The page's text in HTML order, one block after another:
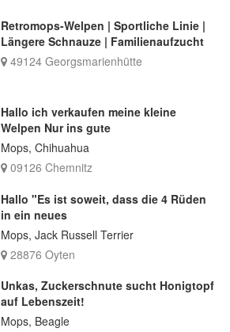
Retromops-Welpen | Sportliche Linie |
Längere Schnauze | Familienaufzucht
49124 Georgsmarienhütte
Hallo ich verkaufen meine kleine
Welpen Nur ins gute
Mops, Chihuahua
09126 Chemnitz
Hallo "Es ist soweit, dass die 4 Rüden
in ein neues
Mops, Jack Russell Terrier
28876 Oyten
Unkas, Zuckerschnute sucht Honigtopf
auf Lebenszeit!
Mops, Beagle